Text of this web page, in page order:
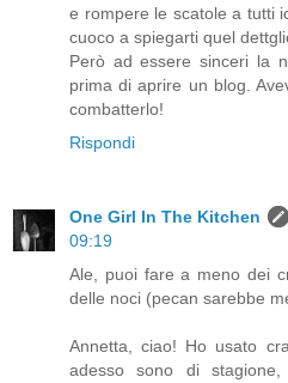
e rompere le scatole a tutti
cuoco a spiegarti quel
Però ad essere sinceri la
prima di aprire un blog.
combatterlo!
Rispondi
One Girl In The Kitchen
09:19
Ale, puoi fare a meno dei
delle noci (pecan sarebbe
Annetta, ciao! Ho usato
adesso sono di